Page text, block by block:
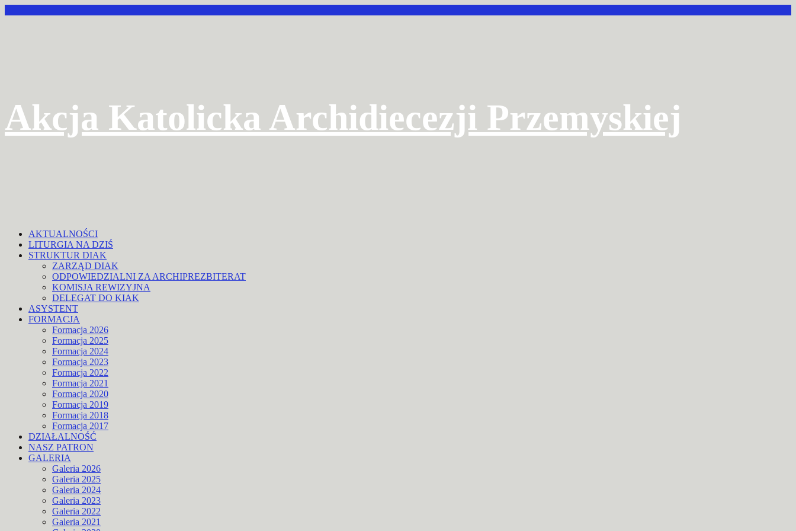
Akcja Katolicka Archidiecezji Przemyskiej
AKTUALNOŚCI
LITURGIA NA DZIŚ
STRUKTUR DIAK
ZARZĄD DIAK
ODPOWIEDZIALNI ZA ARCHIPREZBITERAT
KOMISJA REWIZYJNA
DELEGAT DO KIAK
ASYSTENT
FORMACJA
Formacja 2026
Formacja 2025
Formacja 2024
Formacja 2023
Formacja 2022
Formacja 2021
Formacja 2020
Formacja 2019
Formacja 2018
Formacja 2017
DZIAŁALNOŚĆ
NASZ PATRON
GALERIA
Galeria 2026
Galeria 2025
Galeria 2024
Galeria 2023
Galeria 2022
Galeria 2021